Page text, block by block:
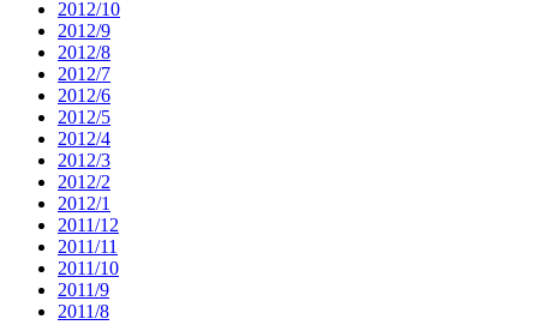
2012/10
2012/9
2012/8
2012/7
2012/6
2012/5
2012/4
2012/3
2012/2
2012/1
2011/12
2011/11
2011/10
2011/9
2011/8